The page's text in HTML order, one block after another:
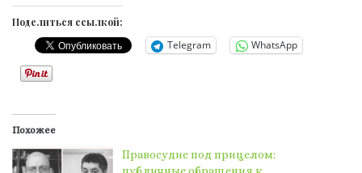
Поделиться ссылкой:
Telegram WhatsApp
Похожее
Правосудие под прицелом: